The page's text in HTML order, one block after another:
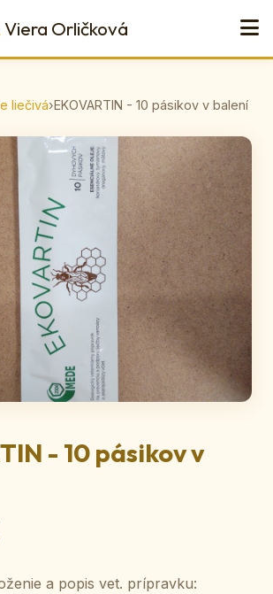
Viera Orličková
liečivá›EKOVARTIN - 10 pásikov v balení
- 10 pásikov v
a popis vet. prípravku: